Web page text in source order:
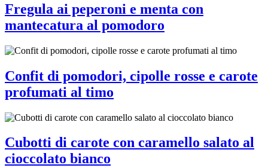
Fregula ai peperoni e menta con
mantecatura al pomodoro
Confit di pomodori, cipolle rosse e carote
profumati al timo
Cubotti di carote con caramello salato al
cioccolato bianco